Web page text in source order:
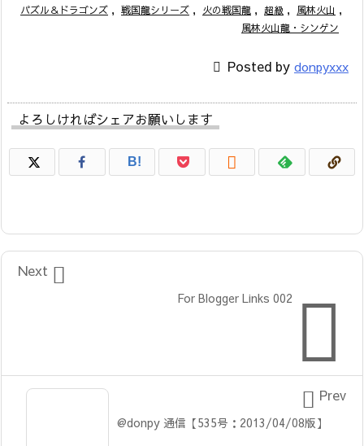
パズル＆ドラゴンズ , 戦国龍シリーズ , 火の戦国龍 , 超級 , 風林火山 ,
風林火山龍・シンゲン
 Posted by donpyxxx
よろしければシェアお願いします
B! 

For Blogger Links 002

Next
@donpy 通信【535号：2013/04/08版】
 Prev